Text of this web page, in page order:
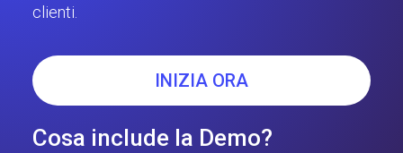
clienti.
INIZIA ORA
Cosa include la Demo?